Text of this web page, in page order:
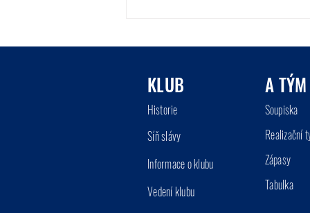
KLUB
Historie
Síňslávy
Informace o klubu
Vedení klubu
A TÝM
Soupiska
Realizační
Zápasy
Tabulka